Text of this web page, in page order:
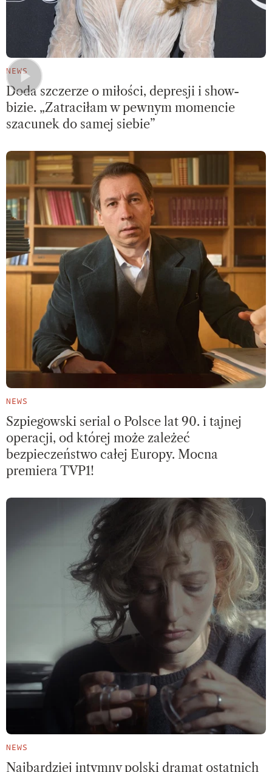
NEWS
Doda szczerze o miłości, depresji i show-
bizie. „Zatraciłam w pewnym momencie
szacunek do samej siebie”
NEWS
Szpiegowski serial o Polsce lat 90. i tajnej
operacji, od której może zależeć
bezpieczeństwo całej Europy. Mocna
premiera TVP1!
NEWS
Najbardziej intymny polski dramat ostatnich